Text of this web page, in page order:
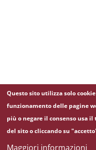
Questo sito utilizza solo
funzionamento delle pagine
più o negare il consenso usa
del sito o cliccando su
Maggiori informazioni